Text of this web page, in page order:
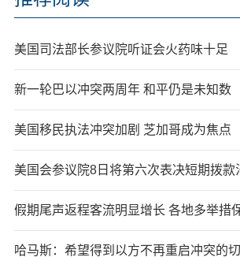
美国司法部长参议院听证会火药味十足
新一轮巴以冲突两周年 和平仍是未知数
美国移民执法冲突加剧 芝加哥成为焦点
美国会参议院8日将第六次表决短期拨款
假期尾声返程客流明显增长 各地多举措
哈马斯：希望得到以方不再重启冲突的